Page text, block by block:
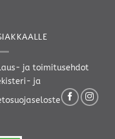
ja toimitusehdot
ja